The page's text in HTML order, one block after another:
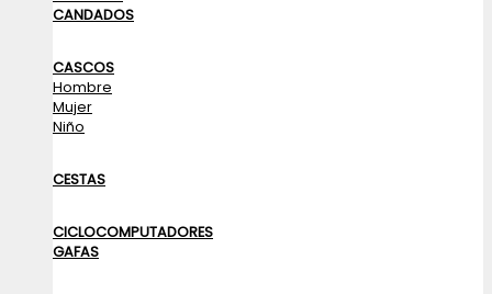
CANDADOS
CASCOS
Hombre
Mujer
Niño
CESTAS
CICLOCOMPUTADORES
GAFAS